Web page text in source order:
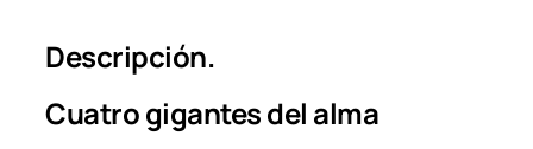
a
m
Descripción.
Cuatro gigantes del alma